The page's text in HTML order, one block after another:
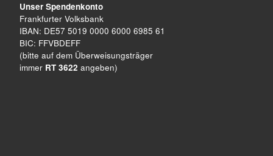
Unser Spendenkonto
Frankfurter Volksbank
IBAN: DE57 5019 0000 6000 6985 61
BIC: FFVBDEFF
(bitte auf dem Überweisungsträger
immer RT 3622 angeben)